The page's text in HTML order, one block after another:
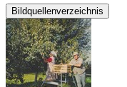
Bildquellenverzeichnis